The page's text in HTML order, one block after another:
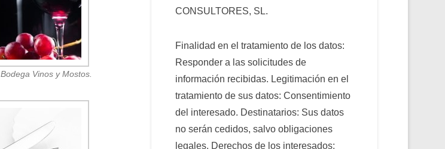
Bodega Vinos y Mostos.
CONSULTORES, SL.
Finalidad en el tratamiento de los datos:
Responder a las solicitudes de
información recibidas. Legitimación en el
tratamiento de sus datos: Consentimiento
del interesado. Destinatarios: Sus datos
no serán cedidos, salvo obligaciones
legales. Derechos de los interesados: